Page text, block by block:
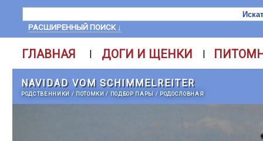
РАСШИРЕННЫЙ ПОИСК ↓
ГЛАВНАЯ | ДОГИ И ЩЕНКИ |
NAVIDAD VOM SCHIMMELREITER
РОДСТВЕННИКИ / ПОТОМКИ/ ПОДБОР ПАРЫ / РОДОСЛОВНАЯ